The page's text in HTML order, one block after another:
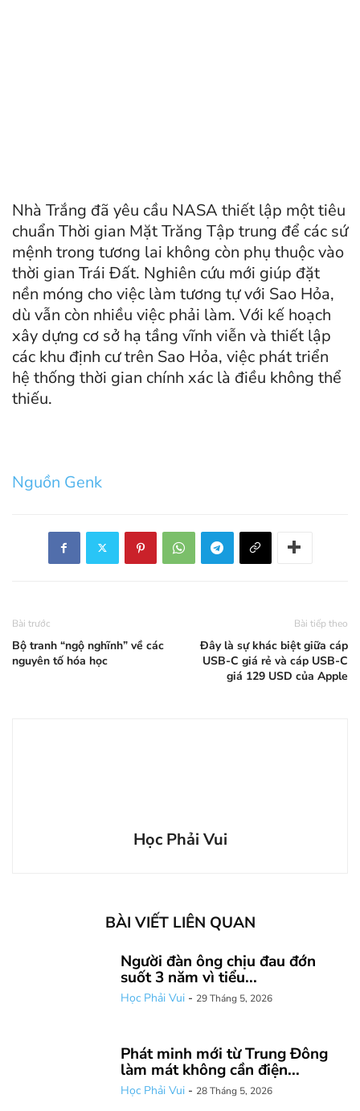
Nhà Trắng đã yêu cầu NASA thiết lập một tiêu
chuẩn Thời gian Mặt Trăng Tập trung để các sứ
mệnh trong tương lai không còn phụ thuộc vào
thời gian Trái Đất. Nghiên cứu mới giúp đặt
nền móng cho việc làm tương tự với Sao Hỏa,
dù vẫn còn nhiều việc phải làm. Với kế hoạch
xây dựng cơ sở hạ tầng vĩnh viễn và thiết lập
các khu định cư trên Sao Hỏa, việc phát triển
hệ thống thời gian chính xác là điều không thể
thiếu.
Nguồn Genk
Bài trước
Bộ tranh “ngộ nghĩnh” về các
nguyên tố hóa học
Bài tiếp theo
Đây là sự khác biệt giữa cáp
USB-C giá rẻ và cáp USB-C
giá 129 USD của Apple
Học Phải Vui
BÀI VIẾT LIÊN QUAN
Người đàn ông chịu đau đớn
suốt 3 năm vì tiểu...
Học Phải Vui - 29 Tháng 5, 2026
Phát minh mới từ Trung Đông
làm mát không cần điện...
Học Phải Vui - 28 Tháng 5, 2026